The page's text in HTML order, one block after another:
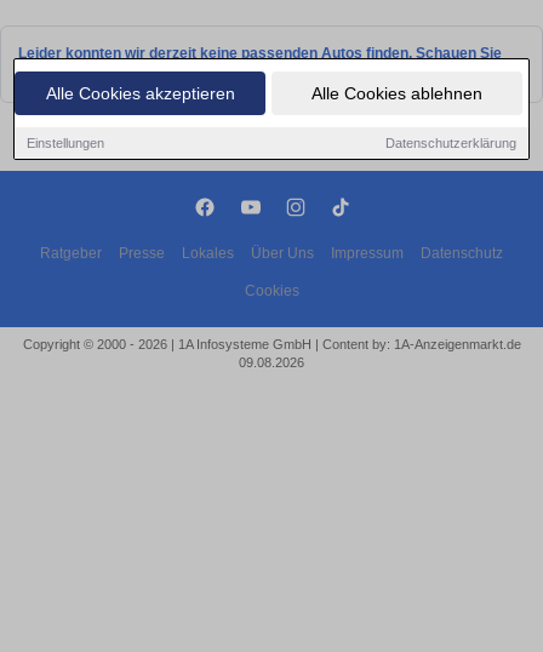
Alle Cookies akzeptieren Alle Cookies ablehnen
Einstellungen Datenschutzerklärung
Leider konnten wir derzeit keine passenden Autos finden. Schauen Sie
bald wieder vorbei!
Ratgeber Presse Lokales Über Uns Impressum Datenschutz
Cookies
Copyright © 2000 - 2026 | 1A Infosysteme GmbH | Content by: 1A-Anzeigenmarkt.de
09.08.2026